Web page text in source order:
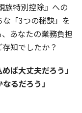
族特別控除』への
「3つの秘訣」を
あなたの業務負担
知でしたか？
ば大丈夫だろう」
るだろう」